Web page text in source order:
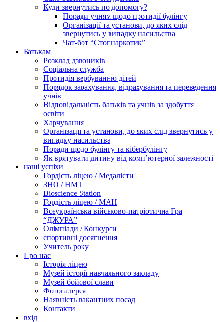
Куди звернутись по допомогу?
Поради учням щодо протидії булінгу
Організації та установи, до яких слід
звернутись у випадку насильства
Чат-бот “Стопнаркотик”
Батькам
Розклад дзвоників
Соціальна служба
Протидія вербуванню дітей
Порядок зарахування, відрахування та переведення
учнів
Відповідальність батьків та учнів за здобуття
освіти
Харчування
Організації та установи, до яких слід звернутись у
випадку насильства
Поради щодо булінгу та кібербулінгу
Як врятувати дитину від комп’ютерної залежності
наші успіхи
Гордість ліцею / Медалісти
ЗНО / НМТ
Bioscience Station
Гордість ліцею / МАН
Всеукраїнська військово-патріотична Гра
“ДЖУРА”
Олімпіади / Конкурси
спортивні досягнення
Учитель року
Про нас
Історія ліцею
Музей історії навчального закладу
Музей бойової слави
Фотогалерея
Наявність вакантних посад
Контакти
вхід